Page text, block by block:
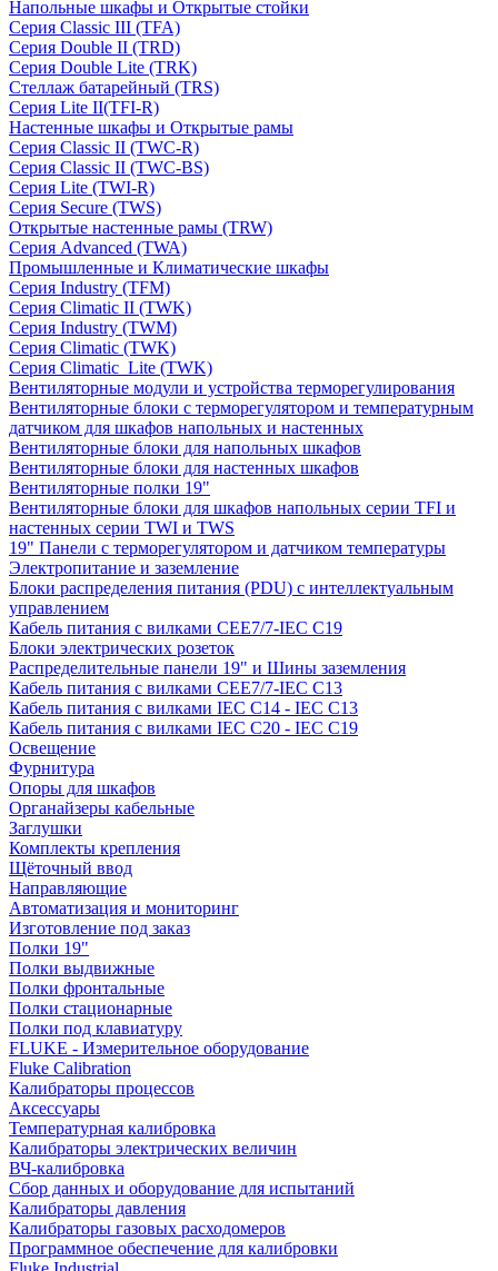
Напольные шкафы и Открытые стойки
Серия Classic III (TFA)
Серия Double II (TRD)
Серия Double Lite (TRK)
Стеллаж батарейный (TRS)
Серия Lite II(TFI-R)
Настенные шкафы и Открытые рамы
Серия Classic II (TWC-R)
Серия Classic II (TWC-BS)
Серия Lite (TWI-R)
Серия Secure (TWS)
Открытые настенные рамы (TRW)
Серия Advanced (TWA)
Промышленные и Климатические шкафы
Серия Industry (TFM)
Серия Climatic II (TWK)
Серия Industry (TWM)
Серия Climatic (TWK)
Серия Climatic_Lite (TWK)
Вентиляторные модули и устройства терморегулирования
Вентиляторные блоки с терморегулятором и температурным
датчиком для шкафов напольных и настенных
Вентиляторные блоки для напольных шкафов
Вентиляторные блоки для настенных шкафов
Вентиляторные полки 19"
Вентиляторные блоки для шкафов напольных серии TFI и
настенных серии TWI и TWS
19" Панели с терморегулятором и датчиком температуры
Электропитание и заземление
Блоки распределения питания (PDU) с интеллектуальным
управлением
Кабель питания с вилками CEE7/7-IEC C19
Блоки электрических розеток
Распределительные панели 19" и Шины заземления
Кабель питания с вилками CEE7/7-IEC C13
Кабель питания с вилками IEC C14 - IEC C13
Кабель питания с вилками IEC C20 - IEC C19
Освещение
Фурнитура
Опоры для шкафов
Органайзеры кабельные
Заглушки
Комплекты крепления
Щёточный ввод
Направляющие
Автоматизация и мониторинг
Изготовление под заказ
Полки 19"
Полки выдвижные
Полки фронтальные
Полки стационарные
Полки под клавиатуру
FLUKE - Измерительное оборудование
Fluke Calibration
Калибраторы процессов
Аксессуары
Температурная калибровка
Калибраторы электрических величин
ВЧ-калибровка
Сбор данных и оборудование для испытаний
Калибраторы давления
Калибраторы газовых расходомеров
Программное обеспечение для калибровки